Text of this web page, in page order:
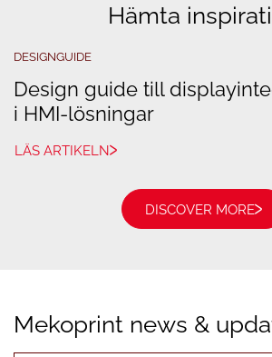
Hämta
DESIGNGUIDE
Design guide till
i HMI-lösningar
LÄS ARTIKELN
DISCOVER MORE
Mekoprint news &